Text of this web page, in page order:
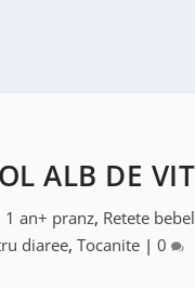
ALB DE
1 an+ pranz, Retete
diaree,Tocanite |0